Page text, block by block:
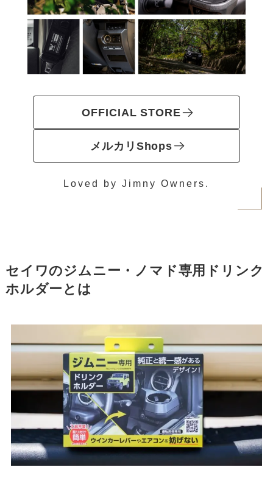
OFFICIAL STORE
メルカリShops
Loved by Jimny Owners.
セイワのジムニー・ノマド専用ドリンク
ホルダーとは